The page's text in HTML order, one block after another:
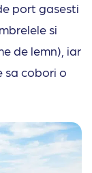
port gasesti
si
de lemn), iar
sa cobori o